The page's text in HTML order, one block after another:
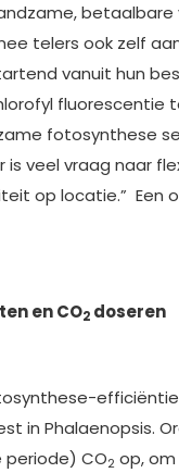
betaalbare
telers ook zelf
vanuit hun
fluorescentie
fotosynthese
is veel vraag naar
op locatie.” Een
en CO2 doseren
in Phalaenopsis.
periode) CO2 op,